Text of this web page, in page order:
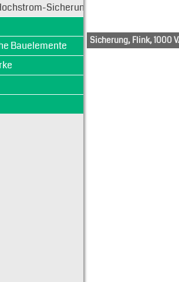
Sicherungen
Bauelemente
Sicherung, Flink, 1000